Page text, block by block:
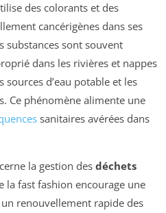
des colorants et des
cancérigènes dans ses
substances sont souvent
dans les rivières et nappes
d’eau potable et les
Ce phénomène alimente une
sanitaires avérées dans
la gestion des déchets
la fast fashion encourage une
renouvellement rapide des